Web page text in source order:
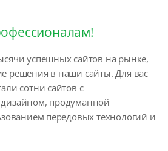
успешных сайтов на рынке,
решения в наши сайты. Для вас
сотни сайтов с
продуманной
передовых технологий и